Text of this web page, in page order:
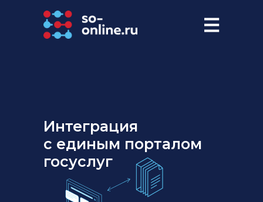
Интеграция
с единым порталом
госуслуг